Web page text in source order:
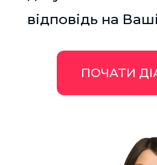
відповідь на
ПОЧАТИ